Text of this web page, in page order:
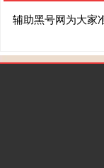
辅助黑号网为大家